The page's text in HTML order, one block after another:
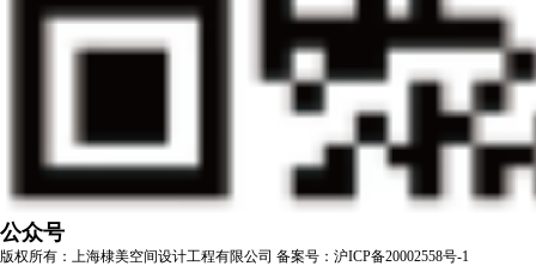
公众号
版权所有：上海棣美空间设计工程有限公司 备案号：沪ICP备20002558号-1